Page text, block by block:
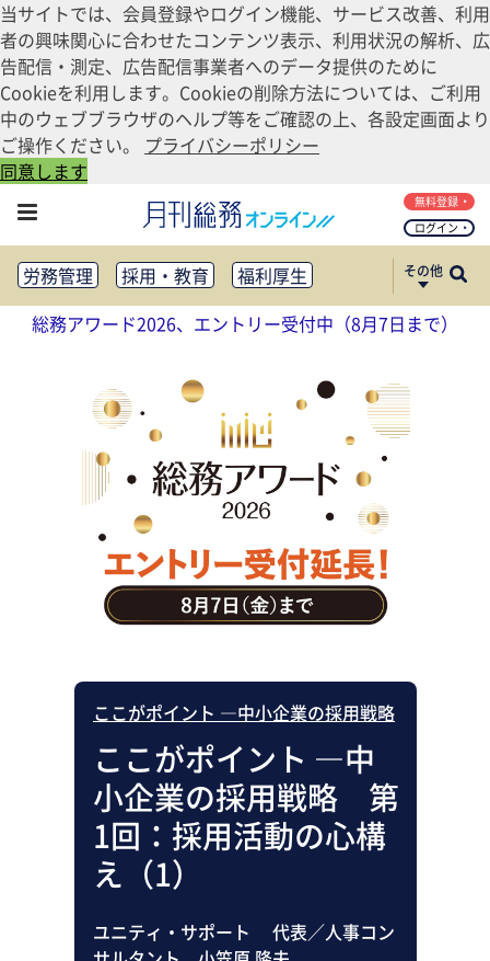
当サイトでは、会員登録やログイン機能、サービス改善、利用
者の興味関心に合わせたコンテンツ表示、利用状況の解析、広
告配信・測定、広告配信事業者へのデータ提供のために
Cookieを利用します。Cookieの削除方法については、ご利用
中のウェブブラウザのヘルプ等をご確認の上、各設定画面より
ご操作ください。 プライバシーポリシー
同意します
ログイン
無料登録
労務管理 採用・教育
福利厚生
健康経営
働き方改革
法務・コンプライアンス
リスクマネジメント・BCP
社外・社内広報
社外・社内コミュニケーション活性化
FM・オフィス移転
CSR・SDGs
テクノロジー活用・DX
助成金・補助金・コスト削減
アウトソーシング・BPO
調査・レポート
その他
総務アワード2026、エントリー受付中（8月7日まで）
ここがポイント ―中小企業の採用戦略
ここがポイント ―中
小企業の採用戦略 第
1回：採用活動の心構
え（1）
ユニティ・サポート 代表／人事コン